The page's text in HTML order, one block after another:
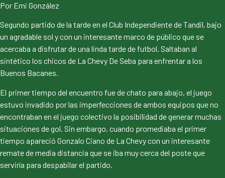
Por Emi González
Segundo partido de la tarde en el Club Independiente de Tandil, bajo
un agradable sol y con un interesante marco de público que se
acercaba a disfrutar de una linda tarde de futbol. Saltaban al
sintético los chicos de La Chevy De Seba para enfrentar a los
Buenos Bacanes.
El primer tiempo del encuentro fue de chato para abajo, el juego
estuvo invadido por las imperfecciones de ambos equipos que no
encontraban en el juego colectivo la posibilidad de generar muchas
situaciones de gol. Sin embargo, cuando promediaba el primer
tiempo apareció Gonzalo Ciano de La Chevy con un interesante
remate de media distancia que se iba muy cerca del poste que
serviría para despabilar el partido.